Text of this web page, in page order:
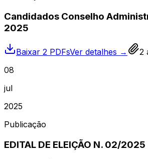
Candidados Conselho
2025
Baixar 2 PDFsVer detalhes → 2
08
jul
2025
Publicação
EDITAL DE ELEIÇÃO N. 02/2025